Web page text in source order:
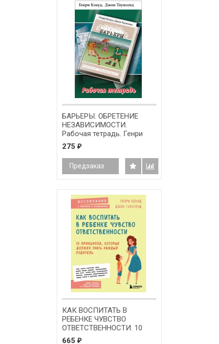
БАРЬЕРЫ. ОБРЕТЕНИЕ
НЕЗАВИСИМОСТИ.
Рабочая тетрадь. Генри
Клауд, Джон Таунсенд
275 ₽
Предзаказ
КАК ВОСПИТАТЬ В
РЕБЕНКЕ ЧУВСТВО
ОТВЕТСТВЕННОСТИ. 10
принципов, которые
665 ₽